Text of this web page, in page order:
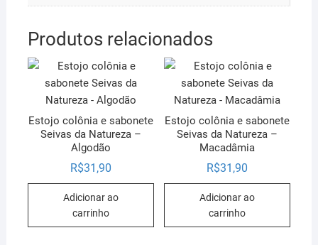
Produtos relacionados
Estojo colônia e sabonete
Seivas da Natureza –
Algodão
R$31,90
Adicionar ao
carrinho
Estojo colônia e sabonete
Seivas da Natureza –
Macadâmia
R$31,90
Adicionar ao
carrinho